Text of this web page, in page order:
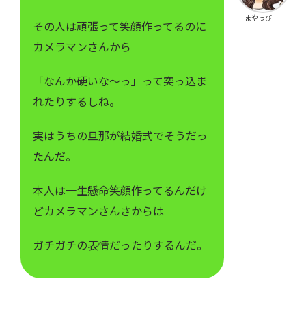
その人は頑張って笑顔作ってるのに
カメラマンさんから
「なんか硬いな～っ」って突っ込ま
れたりするしね。
実はうちの旦那が結婚式でそうだっ
たんだ。
本人は一生懸命笑顔作ってるんだけ
どカメラマンさんさからは
ガチガチの表情だったりするんだ。
まやっぴー